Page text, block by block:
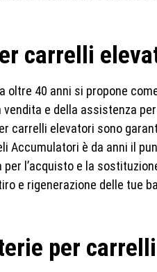
carrelli
oltre 40 anni si propone
e della assistenza
carrelli elevatori sono
Accumulatori è da anni il
per l’acquisto e la
e rigenerazione delle tue
per